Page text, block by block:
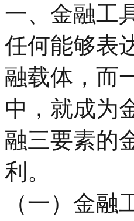
一、金融工
任何能够表
融载体，而
中，就成为
融三要素的
利。
（一）金融